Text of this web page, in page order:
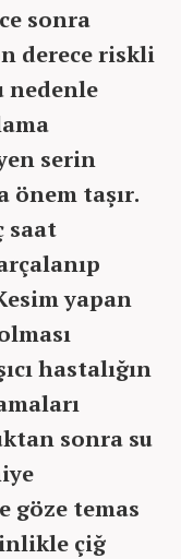
sonra
derece riskli
nedenle
serin
önem taşır.
saat
yapan
hastalığın
sonra su
göze temas
çiğ